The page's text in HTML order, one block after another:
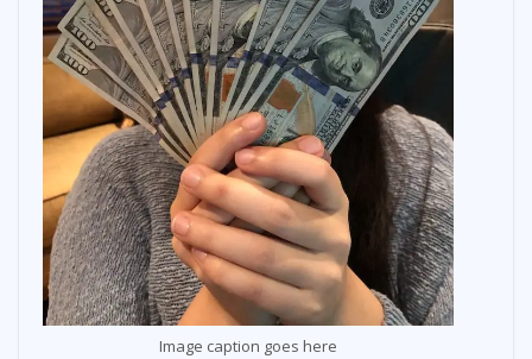
Image caption goes here